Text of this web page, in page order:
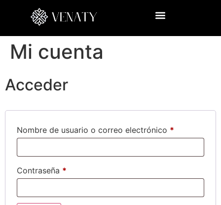
Mi cuenta
Acceder
Nombre de usuario o correo electrónico *
Contraseña *